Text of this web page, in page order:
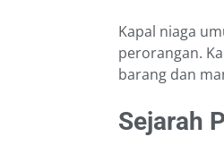
Kapal niaga
perorangan.
barang dan
Sejarah